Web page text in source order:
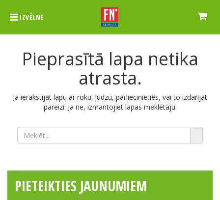
IZVĒLNE
Pieprasītā lapa netika
atrasta.
Ja ierakstījāt lapu ar roku, lūdzu, pārliecinieties, vai to izdarījāt
pareizi. Ja ne, izmantojiet lapas meklētāju.
PIETEIKTIES JAUNUMIEM